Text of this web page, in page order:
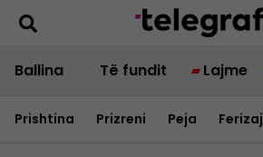
Ballina Të fundit Lajme
Prishtina Prizreni Peja Ferizaj